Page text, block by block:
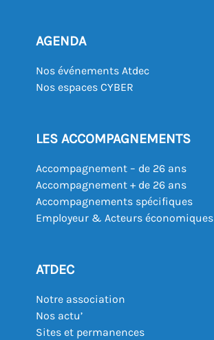
AGENDA
Nos événements Atdec
Nos espaces CYBER
LES ACCOMPAGNEMENTS
Accompagnement – de 26 ans
Accompagnement + de 26 ans
Accompagnements spécifiques
Employeur & Acteurs économiques
ATDEC
Notre association
Nos actu’
Sites et permanences